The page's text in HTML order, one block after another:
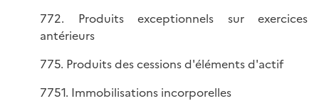
772. Produits exceptionnels sur exercices
antérieurs
775. Produits des cessions d'éléments d'actif
7751. Immobilisations incorporelles